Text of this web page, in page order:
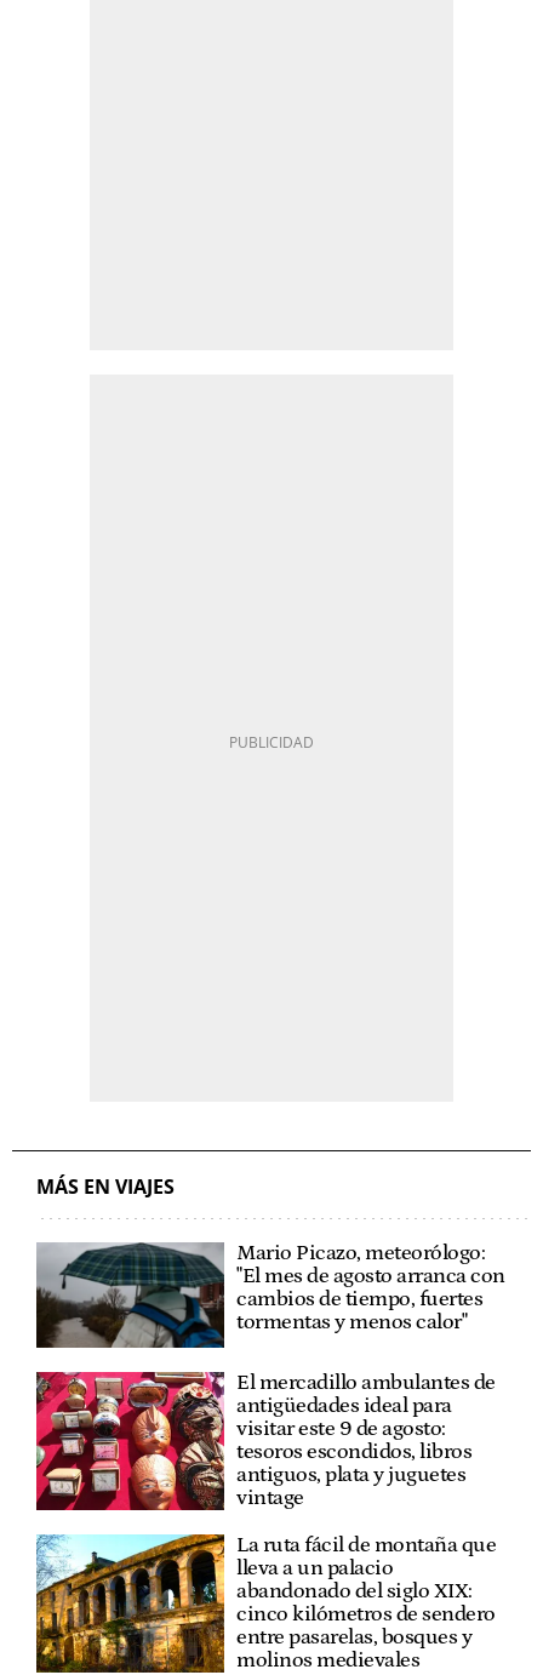
MÁS EN VIAJES
Mario Picazo, meteorólogo:
"El mes de agosto arranca con
cambios de tiempo, fuertes
tormentas y menos calor"
El mercadillo ambulantes de
antigüedades ideal para
visitar este 9 de agosto:
tesoros escondidos, libros
antiguos, plata y juguetes
vintage
La ruta fácil de montaña que
lleva a un palacio
abandonado del siglo XIX:
cinco kilómetros de sendero
entre pasarelas, bosques y
molinos medievales